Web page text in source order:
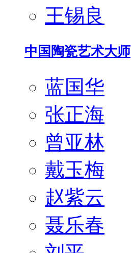
王锡良
中国陶瓷艺术大师
蓝国华
张正海
曾亚林
戴玉梅
赵紫云
聂乐春